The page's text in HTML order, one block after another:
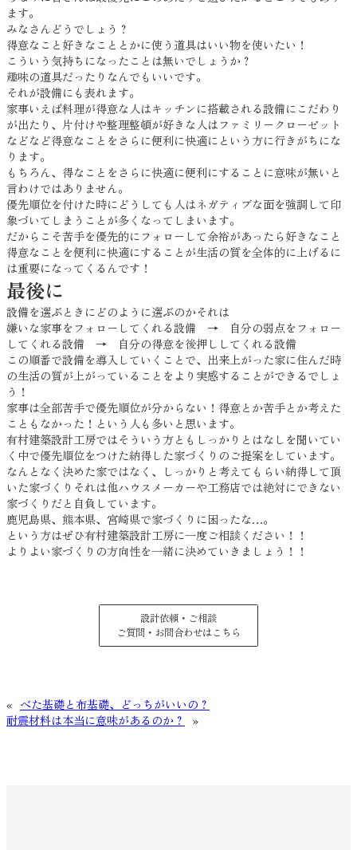
ます。
みなさんどうでしょう？
得意なこと好きなこととかに使う道具はいい物を使いたい！
こういう気持ちになったことは無いでしょうか？
趣味の道具だったりなんでもいいです。
それが設備にも表れます。
家事いえば料理が得意な人はキッチンに搭載される設備にこだわり
が出たり、片付けや整理整頓が好きな人はファミリークローゼット
などなど得意なことをさらに便利に快適にという方に行きがちにな
ります。
もちろん、得なことをさらに快適に便利にすることに意味が無いと
言わけではありません。
優先順位を付けた時にどうしても人はネガティブな面を強調して印
象づいてしまうことが多くなってしまいます。
だからこそ苦手を優先的にフォローして余裕があったら好きなこと
得意なことを便利に快適にすることが生活の質を全体的に上げるに
は重要になってくるんです！
最後に
設備を選ぶときにどのように選ぶのかそれは
嫌いな家事をフォローしてくれる設備 → 自分の弱点をフォロー
してくれる設備 → 自分の得意を後押ししてくれる設備
この順番で設備を導入していくことで、出来上がった家に住んだ時
の生活の質が上がっていることをより実感することができるでしょ
う！
家事は全部苦手で優先順位が分からない！得意とか苦手とか考えた
こともなかった！という人も多いと思います。
有村建築設計工房ではそういう方ともしっかりとはなしを聞いてい
く中で優先順位をつけた納得した家づくりのご提案をしています。
なんとなく決めた家ではなく、しっかりと考えてもらい納得して頂
いた家づくりそれは他ハウスメーカーや工務店では絶対にできない
家づくりだと自負しています。
鹿児島県、熊本県、宮崎県で家づくりに困ったな…。
という方はぜひ有村建築設計工房に一度ご相談ください！！
よりよい家づくりの方向性を一緒に決めていきましょう！！
設計依頼・ご相談
ご質問・お問合わせはこちら
« べた基礎と布基礎、どっちがいいの？
耐震材料は本当に意味があるのか？
»